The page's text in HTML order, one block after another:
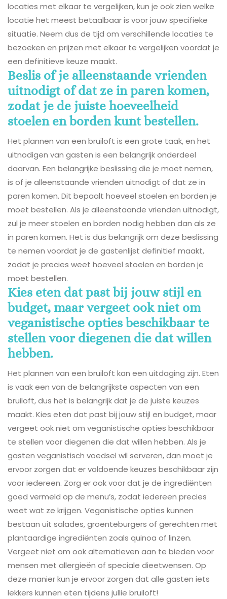
locaties met elkaar te vergelijken, kun je ook zien welke
locatie het meest betaalbaar is voor jouw specifieke
situatie. Neem dus de tijd om verschillende locaties te
bezoeken en prijzen met elkaar te vergelijken voordat je
een definitieve keuze maakt.
Beslis of je alleenstaande vrienden
uitnodigt of dat ze in paren komen,
zodat je de juiste hoeveelheid
stoelen en borden kunt bestellen.
Het plannen van een bruiloft is een grote taak, en het
uitnodigen van gasten is een belangrijk onderdeel
daarvan. Een belangrijke beslissing die je moet nemen,
is of je alleenstaande vrienden uitnodigt of dat ze in
paren komen. Dit bepaalt hoeveel stoelen en borden je
moet bestellen. Als je alleenstaande vrienden uitnodigt,
zul je meer stoelen en borden nodig hebben dan als ze
in paren komen. Het is dus belangrijk om deze beslissing
te nemen voordat je de gastenlijst definitief maakt,
zodat je precies weet hoeveel stoelen en borden je
moet bestellen.
Kies eten dat past bij jouw stijl en
budget, maar vergeet ook niet om
veganistische opties beschikbaar te
stellen voor diegenen die dat willen
hebben.
Het plannen van een bruiloft kan een uitdaging zijn. Eten
is vaak een van de belangrijkste aspecten van een
bruiloft, dus het is belangrijk dat je de juiste keuzes
maakt. Kies eten dat past bij jouw stijl en budget, maar
vergeet ook niet om veganistische opties beschikbaar
te stellen voor diegenen die dat willen hebben. Als je
gasten veganistisch voedsel wil serveren, dan moet je
ervoor zorgen dat er voldoende keuzes beschikbaar zijn
voor iedereen. Zorg er ook voor dat je de ingrediënten
goed vermeld op de menu’s, zodat iedereen precies
weet wat ze krijgen. Veganistische opties kunnen
bestaan uit salades, groenteburgers of gerechten met
plantaardige ingrediënten zoals quinoa of linzen.
Vergeet niet om ook alternatieven aan te bieden voor
mensen met allergieën of speciale dieetwensen. Op
deze manier kun je ervoor zorgen dat alle gasten iets
lekkers kunnen eten tijdens jullie bruiloft!